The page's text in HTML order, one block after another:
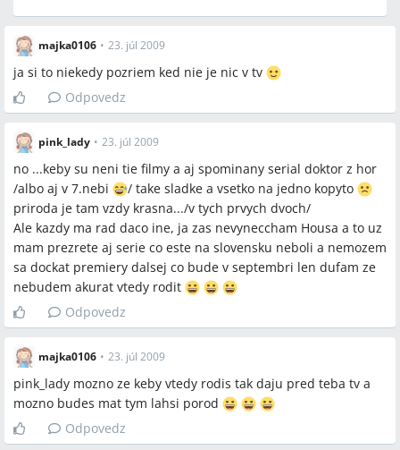
majka0106 • 23. júl 2009
ja si to niekedy pozriem ked nie je nic v tv
Odpovedz
pink_lady • 23. júl 2009
no ...keby su neni tie filmy a aj spominany serial doktor z hor
/albo aj v 7.nebi
/ take sladke a vsetko na jedno kopyto
priroda je tam vzdy krasna.../v tych prvych dvoch/
Ale kazdy ma rad daco ine, ja zas nevyneccham Housa a to uz
mam prezrete aj serie co este na slovensku neboli a nemozem
sa dockat premiery dalsej co bude v septembri len dufam ze
nebudem akurat vtedy rodit
Odpovedz
majka0106 • 23. júl 2009
pink_lady mozno ze keby vtedy rodis tak daju pred teba tv a
mozno budes mat tym lahsi porod
Odpovedz